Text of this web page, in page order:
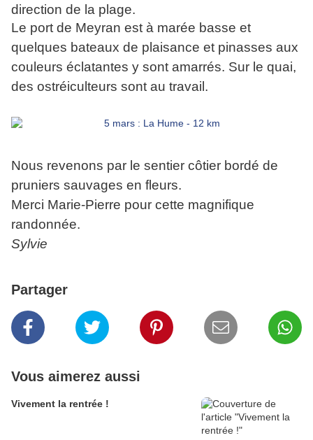
direction de la plage.
Le port de Meyran est à marée basse et
quelques bateaux de plaisance et pinasses aux
couleurs éclatantes y sont amarrés. Sur le quai,
des ostréiculteurs sont au travail.
Nous revenons par le sentier côtier bordé de
pruniers sauvages en fleurs.
Merci Marie-Pierre pour cette magnifique
randonnée.
Sylvie
Partager
Vous aimerez aussi
Vivement la rentrée !